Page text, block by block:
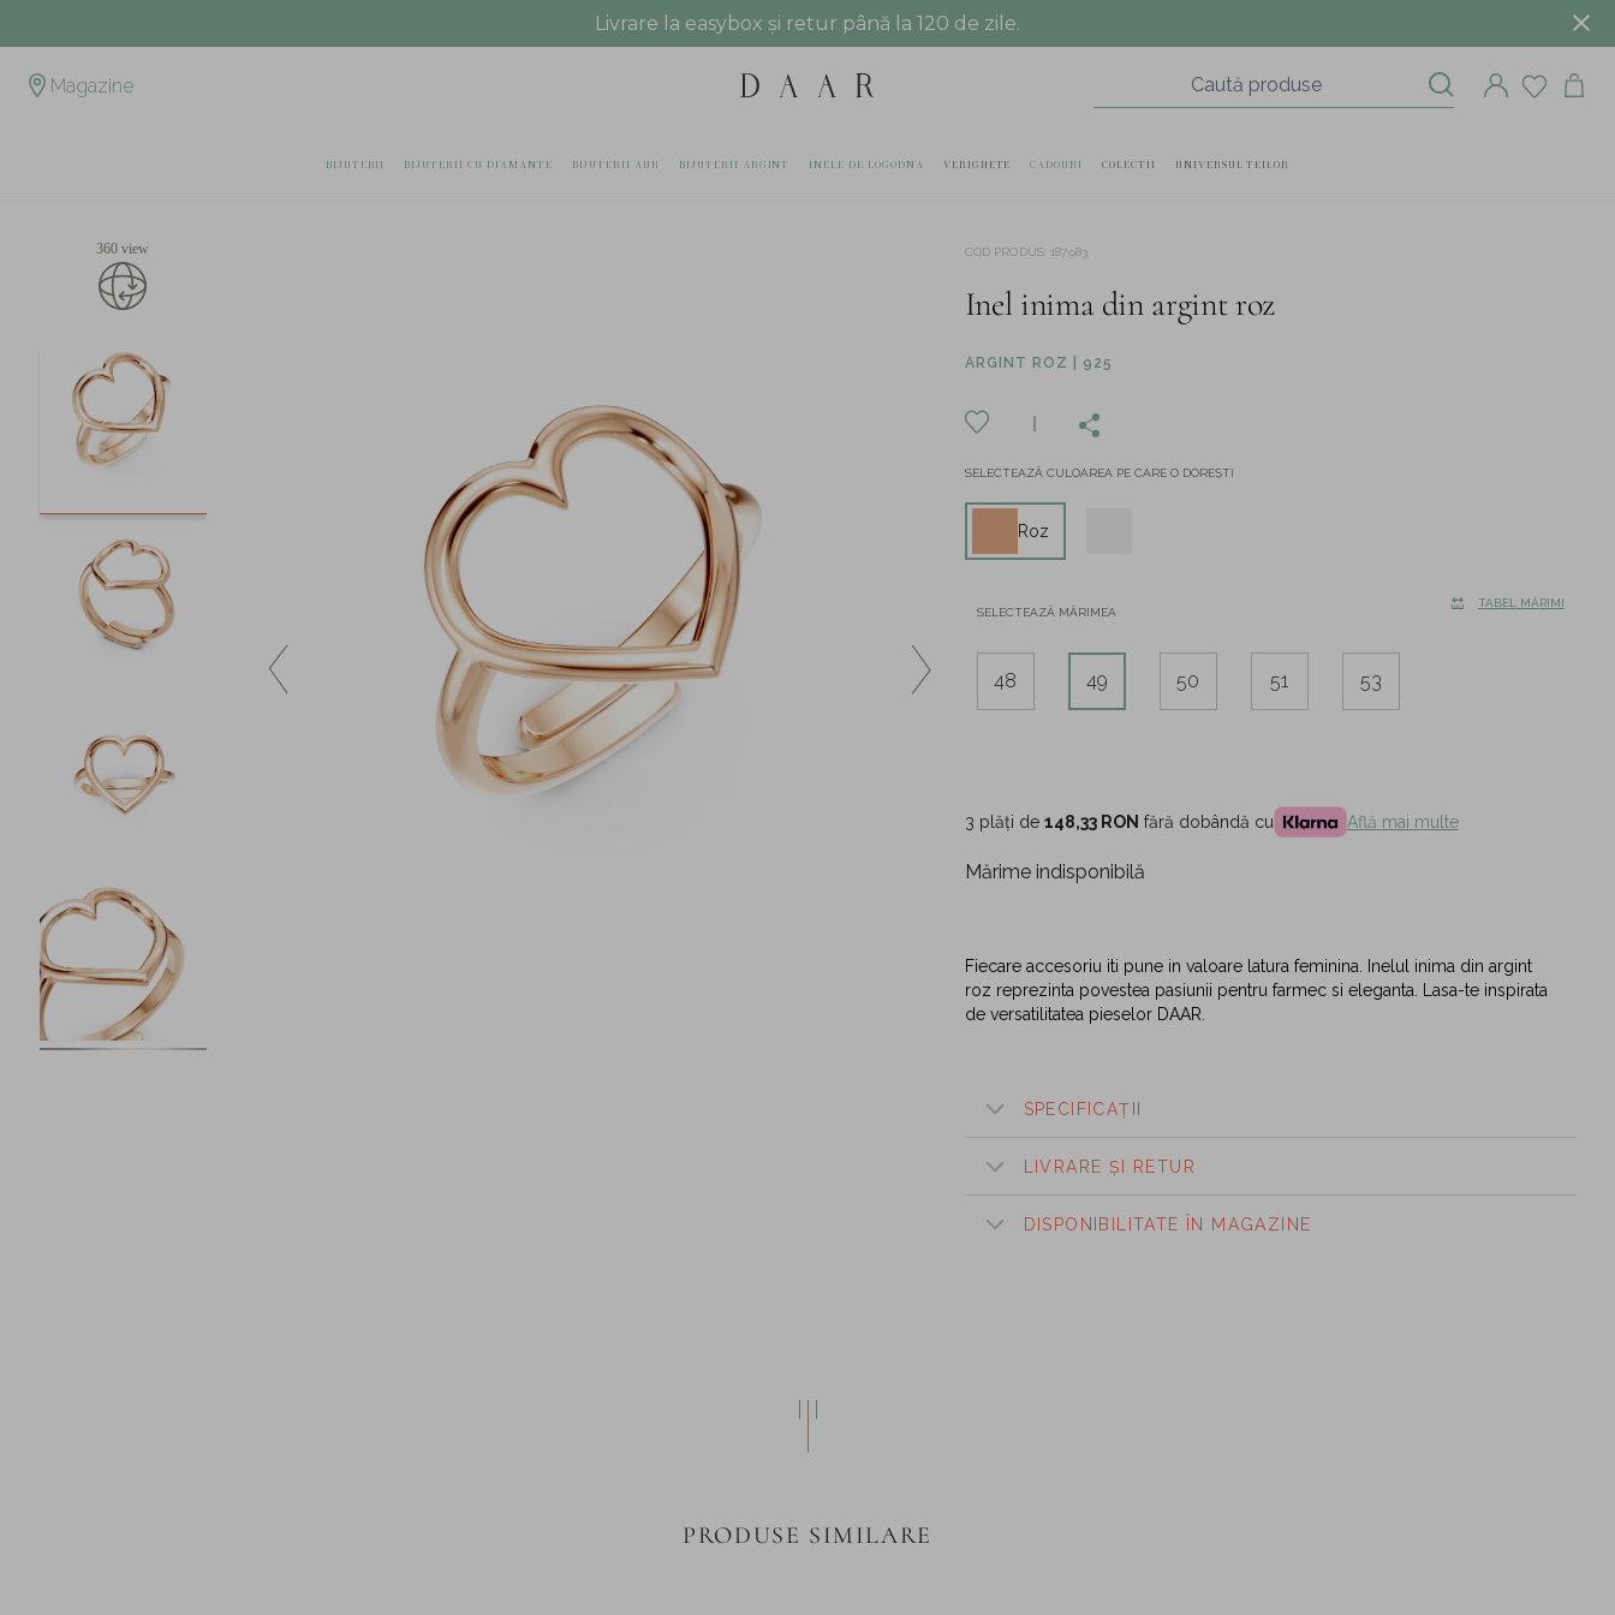
Livrare la easybox și retur până la 120 de zile.
Magazine
BIJUTERII BIJUTERII CU DIAMANTE BIJUTERII AUR BIJUTERII ARGINT INELE DE LOGODNA VERIGHETE CADOURI COLECTII UNIVERSUL TEILOR
360 view COD PRODUS: 187983
Inel inima din argint roz
ARGINT ROZ | 925
SELECTEAZĂ CULOAREA PE CARE O DOREȘTI
Roz
SELECTEAZĂ MĂRIMEA
TABEL MĂRIMI
48 49 50 51 53
3 plăți de 148,33 RON fără dobândă cu Află mai multe
Mărime indisponibilă
Fiecare accesoriu iti pune in valoare latura feminina. Inelul inima din argint
roz reprezinta povestea pasiunii pentru farmec si eleganta. Lasa-te inspirata
de versatilitatea pieselor DAAR.
SPECIFICAȚII
LIVRARE ȘI RETUR
DISPONIBILITATE ÎN MAGAZINE
PRODUSE SIMILARE